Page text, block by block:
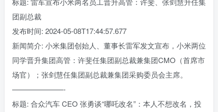
团副总裁
发布时间: 2024-05-08T17:44:57.677
新闻简介: 小米集团创始人、董事长雷军发文宣布，小米两位
同学晋升集团高管：许斐任集团副总裁兼集团CMO（首席市
场官）；张剑慧任集团副总裁兼集团采购委员会主席。
———————-
标题: 合众汽车 CEO 张勇谈“哪吒改名”：本人不想改名，投